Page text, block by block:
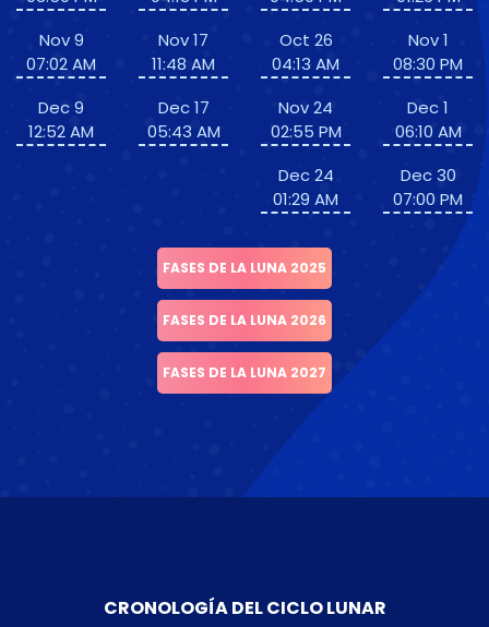
Nov 9
07:02 AM
Dec 9
12:52 AM
Nov 17
11:48 AM
Dec 17
05:43 AM
Oct 26
04:13 AM
Nov 24
02:55 PM
Dec 24
01:29 AM
Nov 1
08:30 PM
Dec 1
06:10 AM
Dec 30
07:00 PM
FASES DE LA LUNA 2025
FASES DE LA LUNA 2026
FASES DE LA LUNA 2027
CRONOLOGÍA DEL CICLO LUNAR